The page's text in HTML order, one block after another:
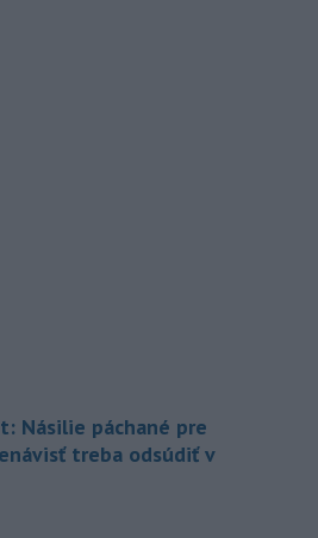
Násilie páchané pre
treba odsúdiť v